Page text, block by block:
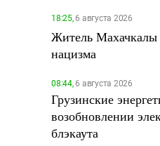
18:25,6 августа 2026
Житель Махачкалы
нацизма
08:44,6 августа 2026
Грузинские
возобновлении
блэкаута